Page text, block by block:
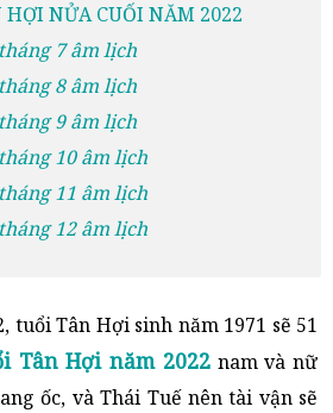
HỢI NỬA CUỐI NĂM 2022
7 âm lịch
8 âm lịch
9 âm lịch
10 âm lịch
11 âm lịch
12 âm lịch
tuổi Tân Hợi sinh năm 1971 sẽ 51
Tân Hợi năm 2022nam và nữ
ốc, và Thái Tuế nên tài vận sẽ